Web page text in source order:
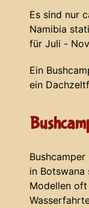
Es sind nur
Namibia
für Juli -
Ein
ein
in
Modellen